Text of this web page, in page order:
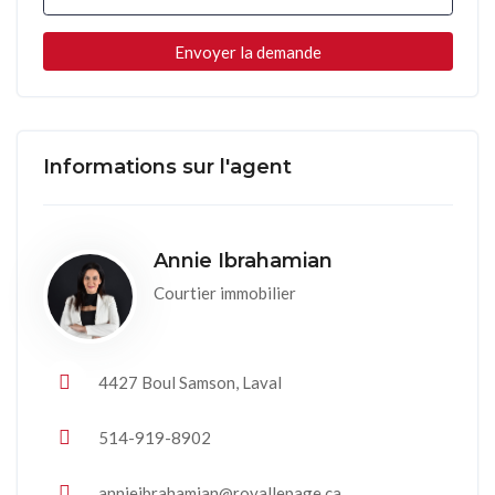
Informations sur l'agent
Annie Ibrahamian
Courtier immobilier
4427 Boul Samson, Laval
514-919-8902